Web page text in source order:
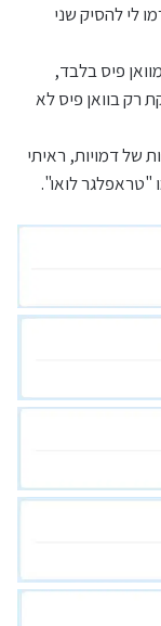
לי להסיק שני
פיס בלבד,
רק בוואן פיס לא
של דמויות, ראיתי
"טראפלגר לואו".